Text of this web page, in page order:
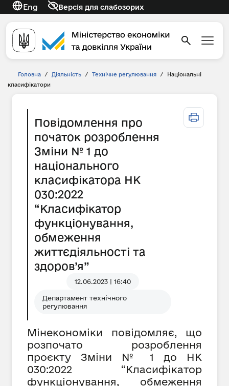
Eng Версія для слабозорих
Головна / Діяльність / Технічне регулювання /
Національні
класифікатори
Повідомлення про
початок розроблення
Зміни № 1 до
національного
класифікатора НК
030:2022
“Класифікатор
функціонування,
обмеження
життєдіяльності та
здоров’я”
12.06.2023 | 16:40
Департамент технічного
регулювання
Мінекономіки повідомляє, що
розпочато розроблення
проєкту Зміни № 1 до НК
030:2022 “Класифікатор
функціонування, обмеження